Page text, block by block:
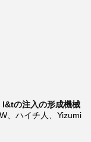
l&tの注入の形成機械
、ハイチ人、Yizumi